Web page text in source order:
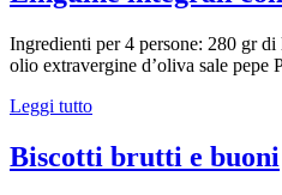
Ingredienti per 4 persone: 280 gr
olio extravergine d’oliva sale pepe
Leggi tutto
Biscotti brutti e buoni